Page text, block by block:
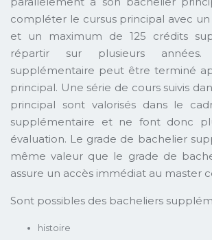
compléter le cursus principal avec
et un maximum de 125 crédits
répartir sur plusieurs
supplémentaire peut être terminé
principal. Une série de cours suivis
principal sont valorisés dans le
supplémentaire et ne font donc
évaluation. Le grade de bachelier
même valeur que le grade de
assure un accès immédiat au master
Sont possibles des bacheliers
histoire